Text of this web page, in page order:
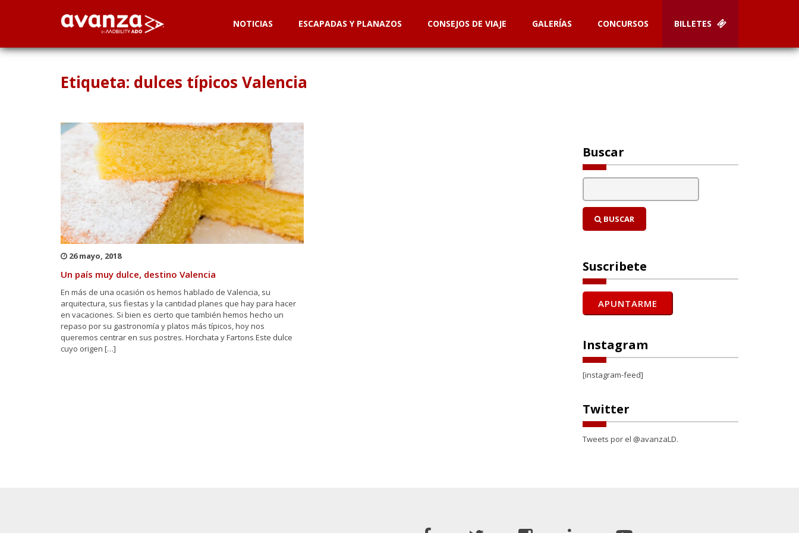
NOTICIAS ESCAPADAS Y PLANAZOS CONSEJOS DE VIAJE GALERÍAS CONCURSOS BILLETES
Etiqueta: dulces típicos Valencia
26 mayo, 2018
Un país muy dulce, destino Valencia
En más de una ocasión os hemos hablado de Valencia, su
arquitectura, sus fiestas y la cantidad planes que hay para hacer
en vacaciones. Si bien es cierto que también hemos hecho un
repaso por su gastronomía y platos más típicos, hoy nos
queremos centrar en sus postres. Horchata y Fartons Este dulce
cuyo origen […]
Buscar
BUSCAR
Suscribete
Instagram
[instagram-feed]
Twitter
Tweets por el @avanzaLD.